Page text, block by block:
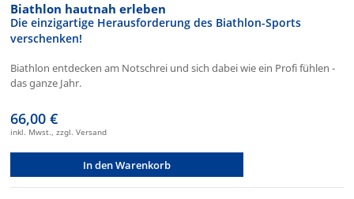
Biathlon hautnah erleben
Die einzigartige Herausforderung des Biathlon-Sports
verschenken!
Biathlon entdecken am Notschrei und sich dabei wie ein Profi fühlen -
das ganze Jahr.
66,00 €
inkl. Mwst., zzgl. Versand
In den Warenkorb